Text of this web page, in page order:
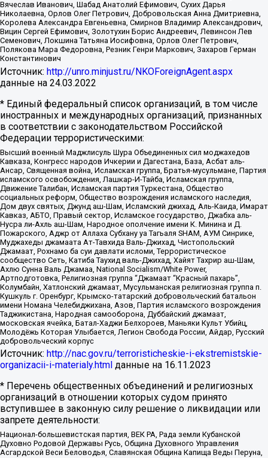
Вячеслав Иванович, Шабад Анатолий Ефимович, Сухих Дарья
Николаевна, Орлов Олег Петрович, Добровольская Анна Дмитриевна,
Королева Александра Евгеньевна, Смирнов Владимир Александрович,
Вицин Сергей Ефимович, Золотухин Борис Андреевич, Левинсон Лев
Семенович, Локшина Татьяна Иосифовна, Орлов Олег Петрович,
Полякова Мара Федоровна, Резник Генри Маркович, Захаров Герман
Константинович
Источник: http://unro.minjust.ru/NKOForeignAgent.aspx
данные на 24.03.2022
* Единый федеральный список организаций, в том числе
иностранных и международных организаций, признанных
в соответствии с законодательством Российской
Федерации террористическими:
Высший военный Маджлисуль Шура Объединенных сил моджахедов
Кавказа, Конгресс народов Ичкерии и Дагестана, База, Асбат аль-
Ансар, Священная война, Исламская группа, Братья-мусульмане, Партия
исламского освобождения, Лашкар-И-Тайба, Исламская группа,
Движение Талибан, Исламская партия Туркестана, Общество
социальных реформ, Общество возрождения исламского наследия,
Дом двух святых, Джунд аш-Шам, Исламский джихад, Аль-Каида, Имарат
Кавказ, АБТО, Правый сектор, Исламское государство, Джабха аль-
Нусра ли-Ахль аш-Шам, Народное ополчение имени К. Минина и Д.
Пожарского, Аджр от Аллаха Субхану уа Тагьаля SHAM, АУМ Синрике,
Муджахеды джамаата Ат-Тавхида Валь-Джихад, Чистопольский
Джамаат, Рохнамо ба суи давлати исломи, Террористическое
сообщество Сеть, Катиба Таухид валь-Джихад, Хайят Тахрир аш-Шам,
Ахлю Сунна Валь Джамаа, National Socialism/White Power,
Артподготовка, Религиозная группа “Джамаат “Красный пахарь”,
Колумбайн, Хатлонский джамаат, Мусульманская религиозная группа п.
Кушкуль г. Оренбург, Крымско-татарский добровольческий батальон
имени Номана Челебиджихана, Азов, Партия исламского возрождения
Таджикистана, Народная самооборона, Дуббайский джамаат,
московская ячейка, Батал-Хаджи Белхороев, Маньяки Культ Убийц,
Молодёжь Которая Улыбается, Легион Свобода России, Айдар, Русский
добровольческий корпус
Источник: http://nac.gov.ru/terroristicheskie-i-ekstremistskie-
organizacii-i-materialy.html данные на 16.11.2023
* Перечень общественных объединений и религиозных
организаций в отношении которых судом принято
вступившее в законную силу решение о ликвидации или
запрете деятельности:
Национал-большевистская партия, ВЕК РА, Рада земли Кубанской
Духовно Родовой Державы Русь, Община Духовного Управления
Асгардской Веси Беловодья, Славянская Община Капища Веды Перуна,